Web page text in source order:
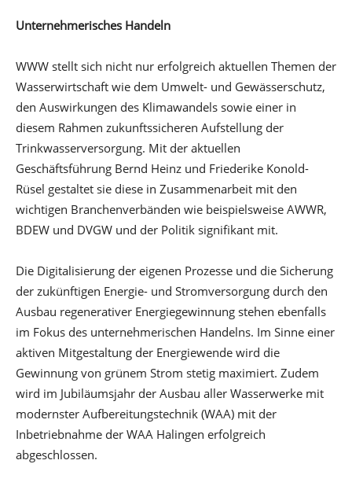
Unternehmerisches Handeln
WWW stellt sich nicht nur erfolgreich aktuellen Themen der
Wasserwirtschaft wie dem Umwelt- und Gewässerschutz,
den Auswirkungen des Klimawandels sowie einer in
diesem Rahmen zukunftssicheren Aufstellung der
Trinkwasserversorgung. Mit der aktuellen
Geschäftsführung Bernd Heinz und Friederike Konold-
Rüsel gestaltet sie diese in Zusammenarbeit mit den
wichtigen Branchenverbänden wie beispielsweise AWWR,
BDEW und DVGW und der Politik signifikant mit.
Die Digitalisierung der eigenen Prozesse und die Sicherung
der zukünftigen Energie- und Stromversorgung durch den
Ausbau regenerativer Energiegewinnung stehen ebenfalls
im Fokus des unternehmerischen Handelns. Im Sinne einer
aktiven Mitgestaltung der Energiewende wird die
Gewinnung von grünem Strom stetig maximiert. Zudem
wird im Jubiläumsjahr der Ausbau aller Wasserwerke mit
modernster Aufbereitungstechnik (WAA) mit der
Inbetriebnahme der WAA Halingen erfolgreich
abgeschlossen.